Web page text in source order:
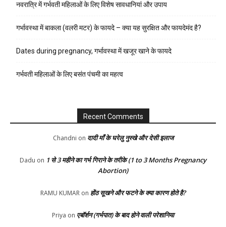
नवरात्रि में गर्भवती महिलाओं के लिए विशेष सावधानियां और उपाय
गर्भावस्था में बाकला (वलरी मटर) के फायदे – क्या यह सुरक्षित और फायदेमंद है?
Dates during pregnancy, गर्भावस्था में खजूर खाने के फायदे
गर्भवती महिलाओं के लिए बसंत पंचमी का महत्व
Recent Comments
Chandni on दादी माँ के घरेलु नुस्खे और देसी इलाज
Dadu on 1 से 3 महीने का गर्भ गिराने के तरीके (1 to 3 Months Pregnancy
Abortion)
RAMU KUMAR on होंठ सूखने और फटने के क्या कारण होते है?
Priya on एबॉर्शन (गर्भपात) के बाद होने वाली परेशानिया